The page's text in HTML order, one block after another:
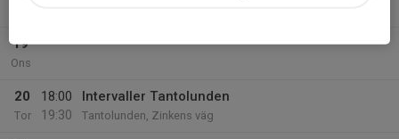
19
Ons
20
Tor
18:00
19:30
Intervaller Tantolunden
Tantolunden, Zinkens väg